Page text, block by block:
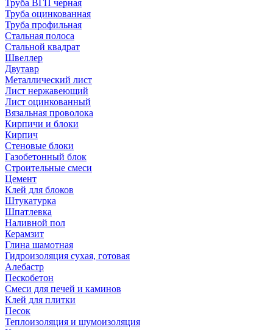
Труба ВГП черная
Труба оцинкованная
Труба профильная
Стальная полоса
Стальной квадрат
Швеллер
Двутавр
Металлический лист
Лист нержавеющий
Лист оцинкованный
Вязальная проволока
Кирпичи и блоки
Кирпич
Стеновые блоки
Газобетонный блок
Строительные смеси
Цемент
Клей для блоков
Штукатурка
Шпатлевка
Наливной пол
Керамзит
Глина шамотная
Гидроизоляция сухая, готовая
Алебастр
Пескобетон
Смеси для печей и каминов
Клей для плитки
Песок
Теплоизоляция и шумоизоляция